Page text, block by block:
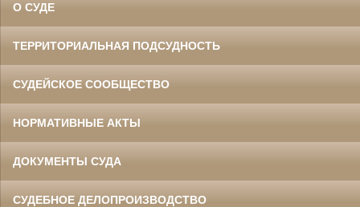
О СУДЕ
ТЕРРИТОРИАЛЬНАЯ ПОДСУДНОСТЬ
СУДЕЙСКОЕ СООБЩЕСТВО
НОРМАТИВНЫЕ АКТЫ
ДОКУМЕНТЫ СУДА
СУДЕБНОЕ ДЕЛОПРОИЗВОДСТВО